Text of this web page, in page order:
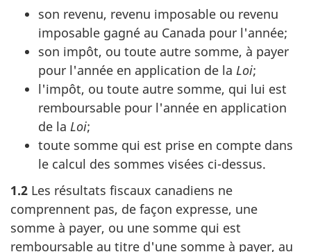
son revenu, revenu imposable ou revenu
imposable gagné au Canada pour l'année;
son impôt, ou toute autre somme, à payer
pour l'année en application de la Loi;
l'impôt, ou toute autre somme, qui lui est
remboursable pour l'année en application
de la Loi;
toute somme qui est prise en compte dans
le calcul des sommes visées ci-dessus.
1.2 Les résultats fiscaux canadiens ne
comprennent pas, de façon expresse, une
somme à payer, ou une somme qui est
remboursable au titre d'une somme à payer, au